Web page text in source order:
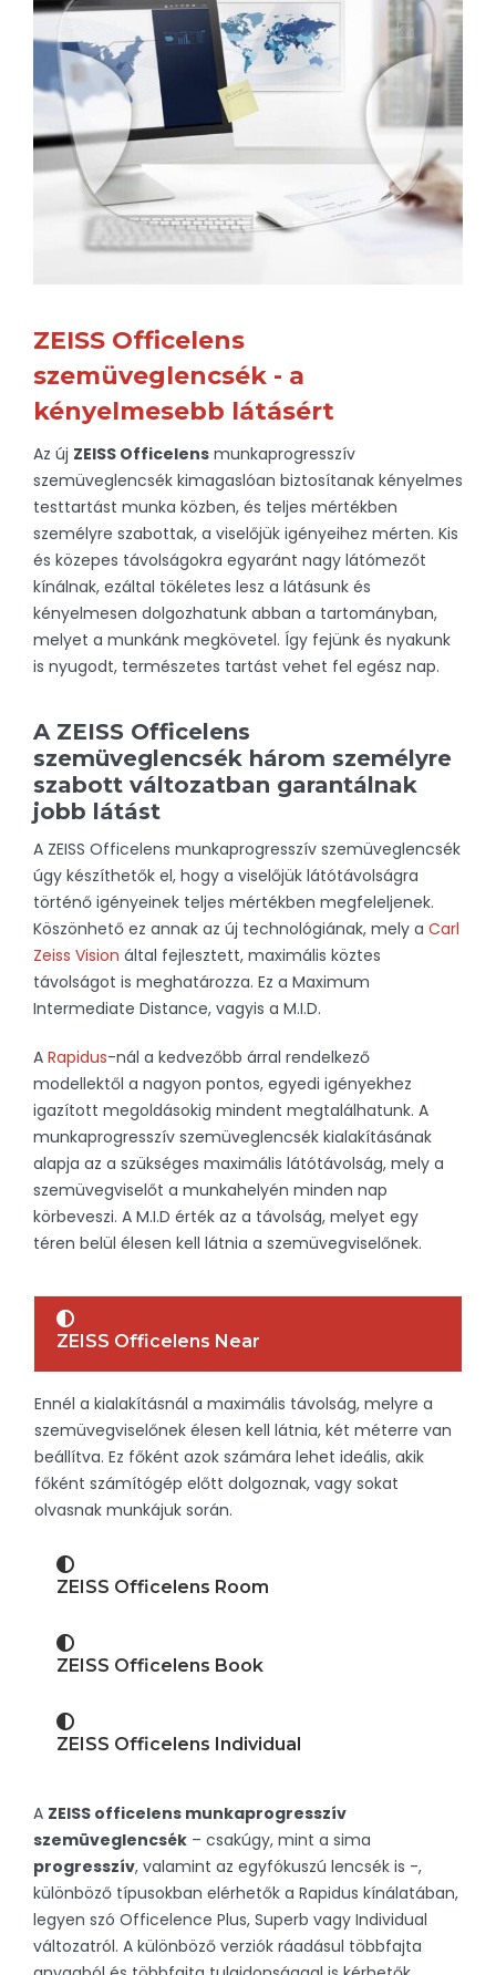
ZEISS Officelens
szemüveglencsék - a
kényelmesebb látásért
Az új ZEISS Officelens munkaprogresszív
szemüveglencsék kimagaslóan biztosítanak kényelmes
testtartást munka közben, és teljes mértékben
személyre szabottak, a viselőjük igényeihez mérten. Kis
és közepes távolságokra egyaránt nagy látómezőt
kínálnak, ezáltal tökéletes lesz a látásunk és
kényelmesen dolgozhatunk abban a tartományban,
melyet a munkánk megkövetel. Így fejünk és nyakunk
is nyugodt, természetes tartást vehet fel egész nap.
A ZEISS Officelens
szemüveglencsék három személyre
szabott változatban garantálnak
jobb látást
A ZEISS Officelens munkaprogresszív szemüveglencsék
úgy készíthetők el, hogy a viselőjük látótávolságra
történő igényeinek teljes mértékben megfeleljenek.
Köszönhető ez annak az új technológiának, mely a Carl
Zeiss Vision által fejlesztett, maximális köztes
távolságot is meghatározza. Ez a Maximum
Intermediate Distance, vagyis a M.I.D.
A Rapidus-nál a kedvezőbb árral rendelkező
modellektől a nagyon pontos, egyedi igényekhez
igazított megoldásokig mindent megtalálhatunk. A
munkaprogresszív szemüveglencsék kialakításának
alapja az a szükséges maximális látótávolság, mely a
szemüvegviselőt a munkahelyén minden nap
körbeveszi. A M.I.D érték az a távolság, melyet egy
téren belül élesen kell látnia a szemüvegviselőnek.
ZEISS Officelens Near
Ennél a kialakításnál a maximális távolság, melyre a
szemüvegviselőnek élesen kell látnia, két méterre van
beállítva. Ez főként azok számára lehet ideális, akik
főként számítógép előtt dolgoznak, vagy sokat
olvasnak munkájuk során.
ZEISS Officelens Room
ZEISS Officelens Book
ZEISS Officelens Individual
A ZEISS officelens munkaprogresszív
szemüveglencsék – csakúgy, mint a sima
progresszív, valamint az egyfókuszú lencsék is -,
különböző típusokban elérhetők a Rapidus kínálatában,
legyen szó Officelence Plus, Superb vagy Individual
változatról. A különböző verziók ráadásul többfajta